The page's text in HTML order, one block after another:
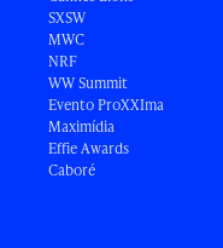
SXSW
MWC
NRF
WW Summit
Evento ProXXIma
Maximídia
Effie Awards
Caboré